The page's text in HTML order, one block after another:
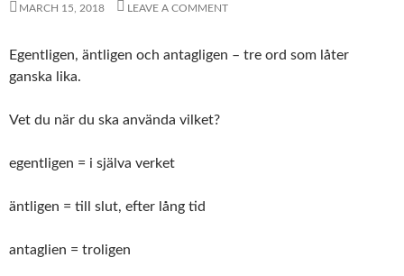
MARCH 15, 2018 LEAVE A COMMENT
Egentligen, äntligen och antagligen – tre ord som låter
ganska lika.
Vet du när du ska använda vilket?
egentligen = i själva verket
äntligen = till slut, efter lång tid
antaglien = troligen